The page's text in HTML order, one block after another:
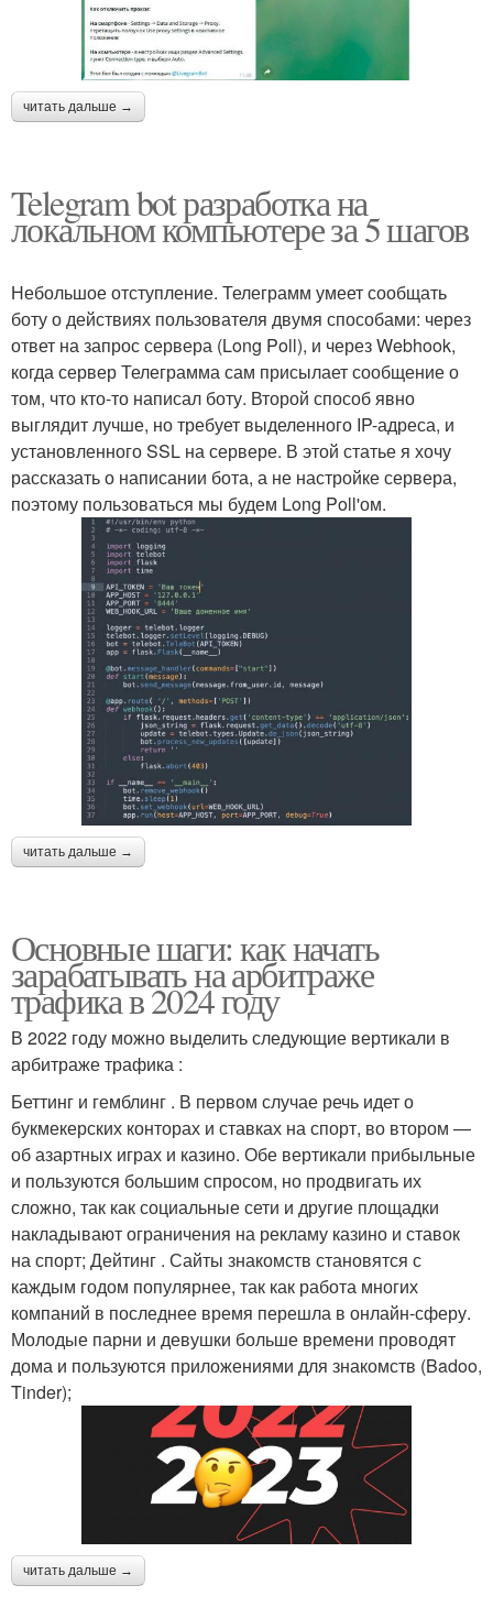
читать дальше →
Telegram bot разработка на
локальном компьютере за 5 шагов
Небольшое отступление. Телеграмм умеет сообщать
боту о действиях пользователя двумя способами: через
ответ на запрос сервера (Long Poll), и через Webhook,
когда сервер Телеграмма сам присылает сообщение о
том, что кто-то написал боту. Второй способ явно
выглядит лучше, но требует выделенного IP-адреса, и
установленного SSL на сервере. В этой статье я хочу
рассказать о написании бота, а не настройке сервера,
поэтому пользоваться мы будем Long Poll'ом.
читать дальше →
Основные шаги: как начать
зарабатывать на арбитраже
трафика в 2024 году
В 2022 году можно выделить следующие вертикали в
арбитраже трафика :
Беттинг и гемблинг . В первом случае речь идет о
букмекерских конторах и ставках на спорт, во втором —
об азартных играх и казино. Обе вертикали прибыльные
и пользуются большим спросом, но продвигать их
сложно, так как социальные сети и другие площадки
накладывают ограничения на рекламу казино и ставок
на спорт; Дейтинг . Сайты знакомств становятся с
каждым годом популярнее, так как работа многих
компаний в последнее время перешла в онлайн-сферу.
Молодые парни и девушки больше времени проводят
дома и пользуются приложениями для знакомств (Badoo,
Tinder);
читать дальше →